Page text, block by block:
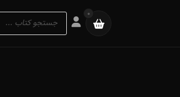
0
Products
search